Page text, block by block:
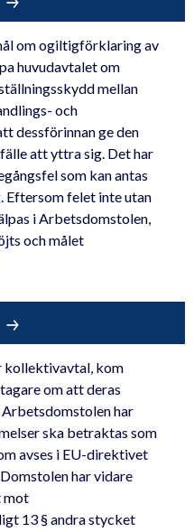
om ogiltigförklaring av
huvudavtalet om
mellan
och
dessförinnan ge den
att yttra sig. Det har
som kan antas
Eftersom felet inte utan
i Arbetsdomstolen,
och målet
kollektivavtal, kom
om att deras
har
ska betraktas som
avses i EU-direktivet
har vidare
mot
13 § andra stycket